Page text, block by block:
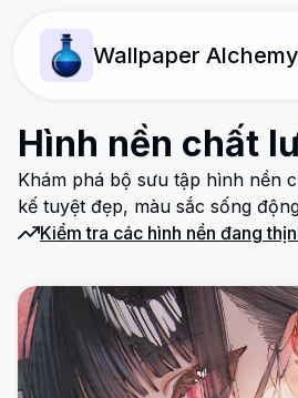
Wallpaper Alchemy
Hình nền chất
Khám phá bộ sưu tập hình nền
kế tuyệt đẹp, màu sắc sống
Kiểm tra các hình nền đang